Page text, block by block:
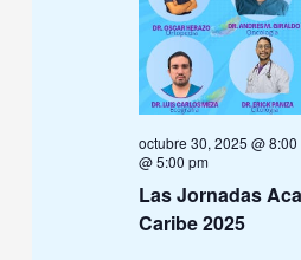
Las Jornadas
Caribe 2025
octubre 30, 2025 @ 8:00
@ 5:00 pm